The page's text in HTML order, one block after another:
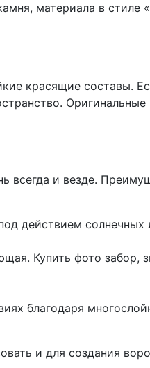
материала в стиле
красящие составы.
Оригинальные
всегда и везде.
действием солнечных
Купить фото забор,
благодаря
и для создания